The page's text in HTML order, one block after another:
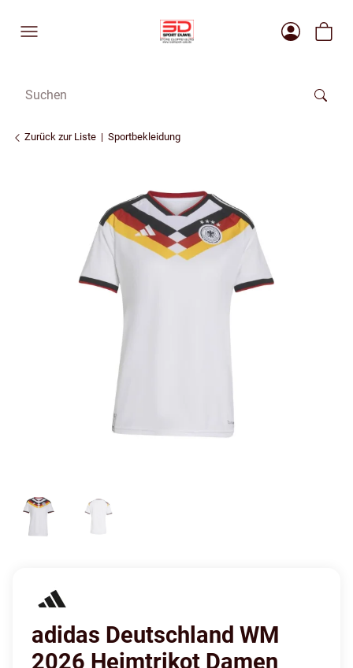
Zurück zur Liste Sportbekleidung
adidas Deutschland WM
2026 Heimtrikot Damen